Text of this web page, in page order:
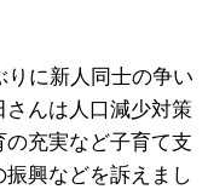
に新人同士の争い
んは人口減少対策
充実など子育て支
興などを訴えまし